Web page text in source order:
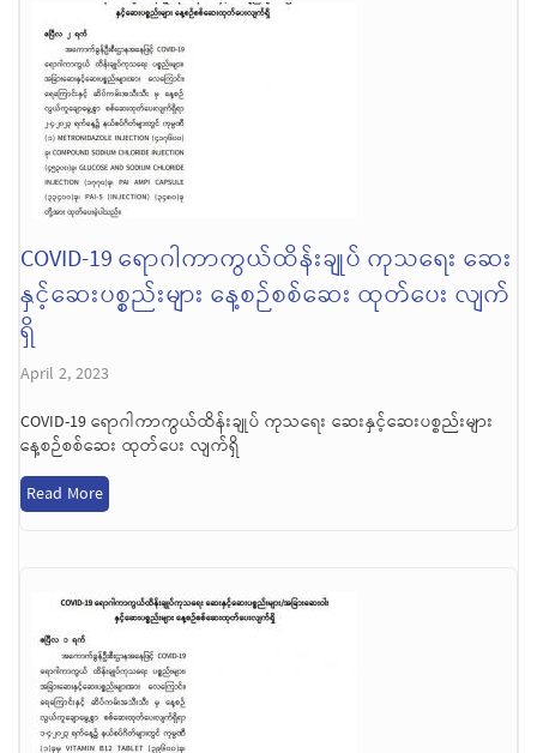
COVID-19 ရောဂါကာကွယ်ထိန်းချုပ် ကုသရေး ဆေး
နှင့်ဆေးပစ္စည်းများ နေ့စဉ်စစ်ဆေး ထုတ်ပေး လျက်
ရှိ
April 2, 2023
COVID-19 ရောဂါကာကွယ်ထိန်းချုပ် ကုသရေး ဆေးနှင့်ဆေးပစ္စည်းများ
နေ့စဉ်စစ်ဆေး ထုတ်ပေး လျက်ရှိ
Read More